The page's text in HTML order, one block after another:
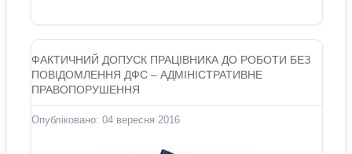
ФАКТИЧНИЙ ДОПУСК ПРАЦІВНИКА ДО РОБОТИ БЕЗ
ПОВІДОМЛЕННЯ ДФС – АДМІНІСТРАТИВНЕ
ПРАВОПОРУШЕННЯ
Опубліковано: 04 вересня 2016